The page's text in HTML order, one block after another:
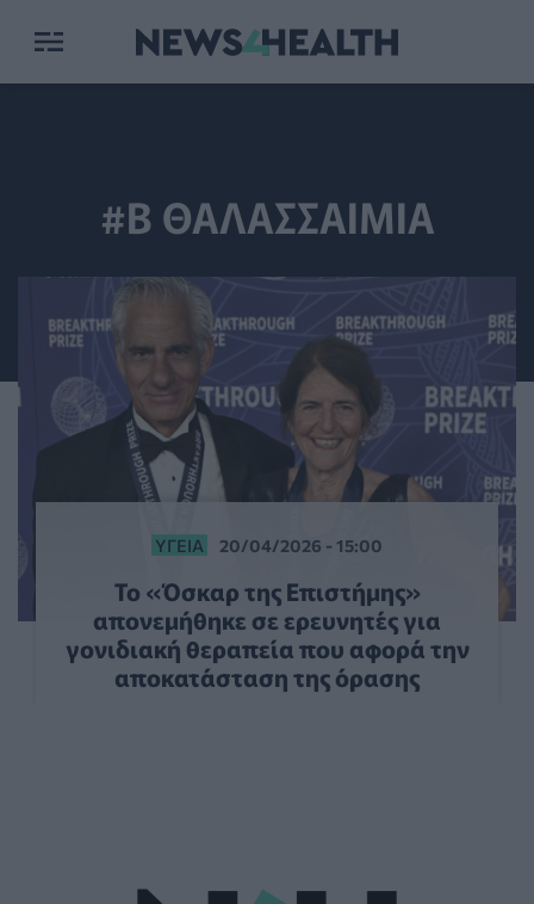
#Β ΘΑΛΑΣΣΑΙΜΙΑ
ΥΓΕΊΑ 20/04/2026 - 15:00
Το «Όσκαρ της Επιστήμης»
απονεμήθηκε σε ερευνητές για
γονιδιακή θεραπεία που αφορά την
αποκατάσταση της όρασης